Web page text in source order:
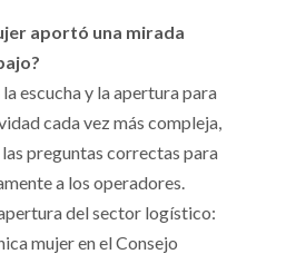
aportó una mirada
escucha y la apertura para
cada vez más compleja,
preguntas correctas para
a los operadores.
del sector logístico:
mujer en el Consejo